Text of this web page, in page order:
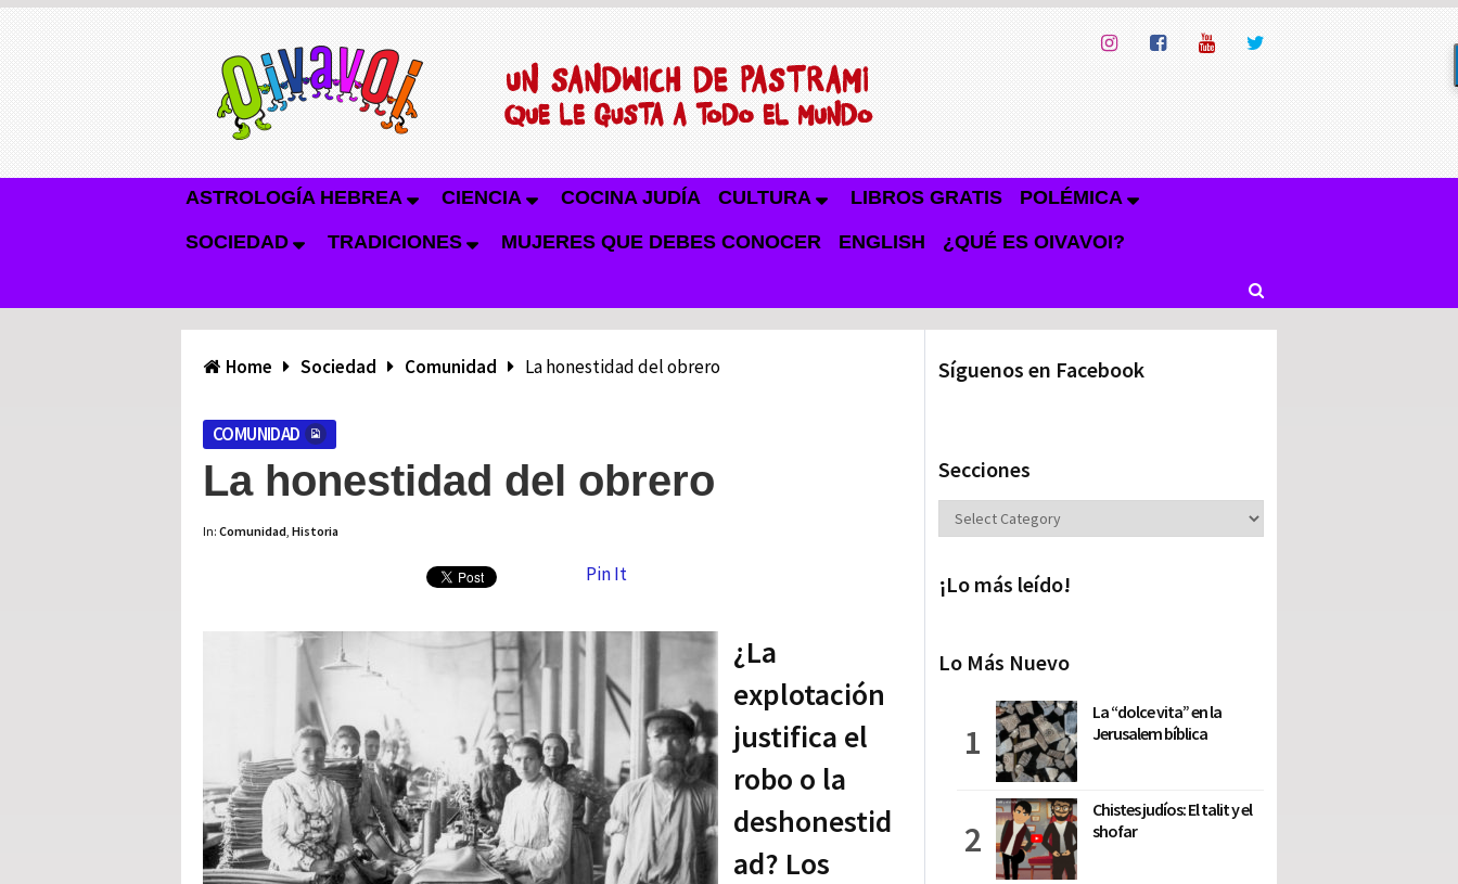
ASTROLOGÍA HEBREA CIENCIA COCINA JUDÍA CULTURA LIBROS GRATIS POLÉMICA
SOCIEDAD TRADICIONES MUJERES QUE DEBES CONOCER ENGLISH ¿QUÉ ES OIVAVOI?
Home Sociedad Comunidad La honestidad del obrero
COMUNIDAD
La honestidad del obrero
In: Comunidad, Historia
Pin It
¿La
explotación
justifica el
robo o la
deshonestid
ad? Los
Síguenos en Facebook
Secciones
Secciones
¡Lo más leído!
Lo Más Nuevo
La “dolce vita” en la
Jerusalem bíblica
Chistes judíos: El talit y el
shofar